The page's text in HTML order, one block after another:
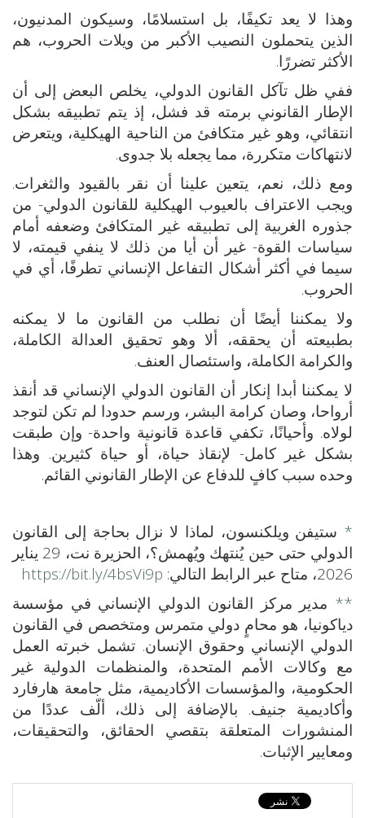
وهذا لا يعد تكيفًا، بل استسلامًا، وسيكون المدنيون،
الذين يتحملون النصيب الأكبر من ويلات الحروب، هم
الأكثر تضررًا.
ففي ظل تآكل القانون الدولي، يخلص البعض إلى أن
الإطار القانوني برمته قد فشل، إذ يتم تطبيقه بشكل
انتقائي، وهو غير متكافئ من الناحية الهيكلية، ويتعرض
لانتهاكات متكررة، مما يجعله بلا جدوى.
ومع ذلك، نعم، يتعين علينا أن نقر بالقيود والثغرات.
ويجب الاعتراف بالعيوب الهيكلية للقانون الدولي- من
جذوره الغربية إلى تطبيقه غير المتكافئ وضعفه أمام
سياسات القوة- غير أن أيا من ذلك لا ينفي قيمته، لا
سيما في أكثر أشكال التفاعل الإنساني تطرفًا، أي في
الحروب.
ولا يمكننا أيضًا أن نطلب من القانون ما لا يمكنه
بطبيعته أن يحققه، ألا وهو تحقيق العدالة الكاملة،
والكرامة الكاملة، واستئصال العنف.
لا يمكننا أبدا إنكار أن القانون الدولي الإنساني قد أنقذ
أرواحا، وصان كرامة البشر، ورسم حدودا لم تكن لتوجد
لولاه. وأحيانًا، تكفي قاعدة قانونية واحدة- وإن طبقت
بشكل غير كامل- لإنقاذ حياة، أو حياة كثيرين. وهذا
وحده سبب كافٍ للدفاع عن الإطار القانوني القائم.
* ستيفن ويلكنسون، لماذا لا نزال بحاجة إلى القانون
الدولي حتى حين يُنتهك ويُهمش؟، الحزيرة نت، 29 يناير
2026، متاح عبر الرابط التالي:
https://bit.ly/4bsVi9p
** مدير مركز القانون الدولي الإنساني في مؤسسة
دياكونيا، هو محامٍ دولي متمرس ومتخصص في القانون
الدولي الإنساني وحقوق الإنسان. تشمل خبرته العمل
مع وكالات الأمم المتحدة، والمنظمات الدولية غير
الحكومية، والمؤسسات الأكاديمية، مثل جامعة هارفارد
وأكاديمية جنيف. بالإضافة إلى ذلك، ألّف عددًا من
المنشورات المتعلقة بتقصي الحقائق، والتحقيقات،
ومعايير الإثبات.